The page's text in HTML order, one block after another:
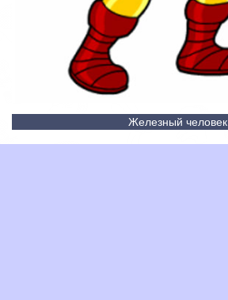
Железный человек